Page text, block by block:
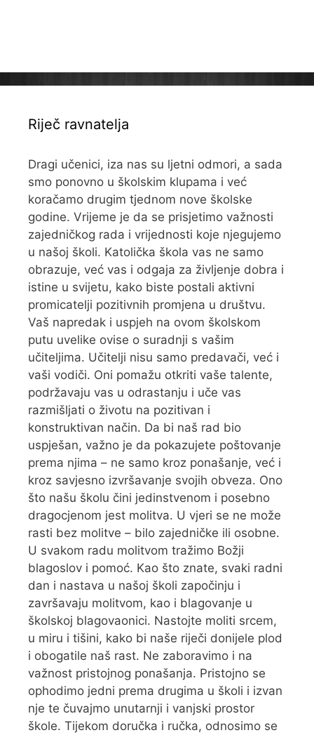
Riječ ravnatelja
Dragi učenici, iza nas su ljetni odmori, a sada
smo ponovno u školskim klupama i već
koračamo drugim tjednom nove školske
godine. Vrijeme je da se prisjetimo važnosti
zajedničkog rada i vrijednosti koje njegujemo
u našoj školi. Katolička škola vas ne samo
obrazuje, već vas i odgaja za življenje dobra i
istine u svijetu, kako biste postali aktivni
promicatelji pozitivnih promjena u društvu.
Vaš napredak i uspjeh na ovom školskom
putu uvelike ovise o suradnji s vašim
učiteljima. Učitelji nisu samo predavači, već i
vaši vodiči. Oni pomažu otkriti vaše talente,
podržavaju vas u odrastanju i uče vas
razmišljati o životu na pozitivan i
konstruktivan način. Da bi naš rad bio
uspješan, važno je da pokazujete poštovanje
prema njima – ne samo kroz ponašanje, već i
kroz savjesno izvršavanje svojih obveza. Ono
što našu školu čini jedinstvenom i posebno
dragocjenom jest molitva. U vjeri se ne može
rasti bez molitve – bilo zajedničke ili osobne.
U svakom radu molitvom tražimo Božji
blagoslov i pomoć. Kao što znate, svaki radni
dan i nastava u našoj školi započinju i
završavaju molitvom, kao i blagovanje u
školskoj blagovaonici. Nastojte moliti srcem,
u miru i tišini, kako bi naše riječi donijele plod
i obogatile naš rast. Ne zaboravimo i na
važnost pristojnog ponašanja. Pristojno se
ophodimo jedni prema drugima u školi i izvan
nje te čuvajmo unutarnji i vanjski prostor
škole. Tijekom doručka i ručka, odnosimo se